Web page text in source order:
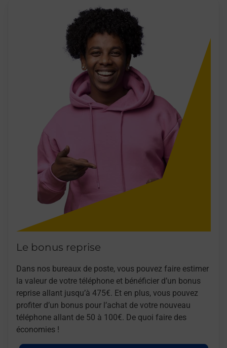
Le bonus reprise
Dans nos bureaux de poste, vous pouvez faire estimer
la valeur de votre téléphone et bénéficier d’un bonus
reprise allant jusqu’à 475€. Et en plus, vous pouvez
profiter d’un bonus pour l’achat de votre nouveau
téléphone allant de 50 à 100€. De quoi faire des
économies !